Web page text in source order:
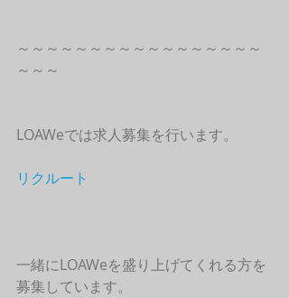
～～～～～～～～～～～～～～～～～
～～～
LOAWeでは求人募集を行います。
リクルート
一緒にLOAWeを盛り上げてくれる方を
募集しています。